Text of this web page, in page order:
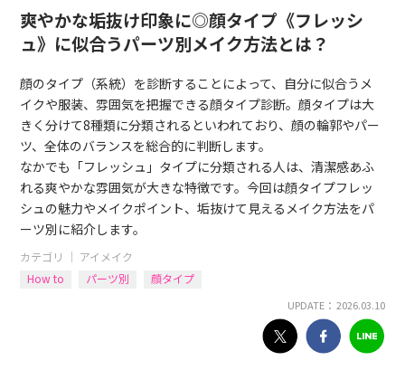
爽やかな垢抜け印象に◎顔タイプ《フレッシ
ュ》に似合うパーツ別メイク方法とは？
顔のタイプ（系統）を診断することによって、自分に似合うメ
イクや服装、雰囲気を把握できる顔タイプ診断。顔タイプは大
きく分けて8種類に分類されるといわれており、顔の輪郭やパー
ツ、全体のバランスを総合的に判断します。
なかでも「フレッシュ」タイプに分類される人は、清潔感あふ
れる爽やかな雰囲気が大きな特徴です。今回は顔タイプフレッ
シュの魅力やメイクポイント、垢抜けて見えるメイク方法をパ
ーツ別に紹介します。
カテゴリ ｜ アイメイク
How to
パーツ別 顔タイプ
UPDATE： 2026.03.10